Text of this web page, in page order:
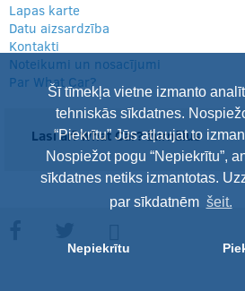
Šī tīmekļa vietne izmanto
tehniskās sīkdatnes.
“Piekrītu” Jūs atļaujat to
Nospiežot pogu “Nepiekrītu”,
sīkdatnes netiks izmantotas.
par sīkdatnēm šeit.
Nepiekrītu
Lapas karte
Datu aizsardzība
Kontakti
Noteikumi un nosacījumi
Par What Car?
Lasi arī What Car? žurnālus